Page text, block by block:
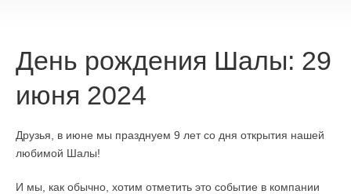
День рождения Шалы: 29
июня 2024
Друзья, в июне мы празднуем 9 лет со дня открытия нашей
любимой Шалы!
И мы, как обычно, хотим отметить это событие в компании